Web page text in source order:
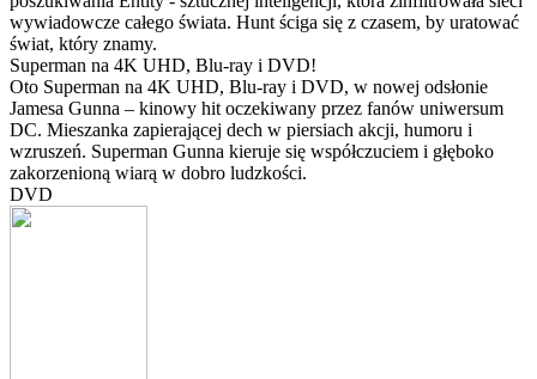
wywiadowcze całego świata. Hunt ściga się z czasem, by uratować
świat, który znamy.
Superman na 4K UHD, Blu-ray i DVD!
Oto Superman na 4K UHD, Blu-ray i DVD, w nowej odsłonie
Jamesa Gunna – kinowy hit oczekiwany przez fanów uniwersum
DC. Mieszanka zapierającej dech w piersiach akcji, humoru i
wzruszeń. Superman Gunna kieruje się współczuciem i głęboko
zakorzenioną wiarą w dobro ludzkości.
DVD